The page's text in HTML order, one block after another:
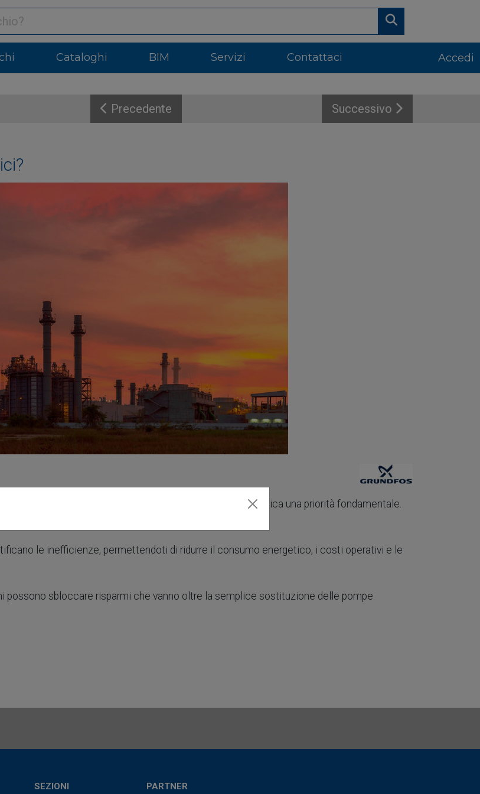
Cataloghi BIM Servizi Contattaci Accedi
Precedente Successivo
globali di gas serra
, rendendo l'efficienza energetica una priorità fondamentale.
emissioni.
le inefficienze, permettendoti di ridurre il consumo energetico, i costi operativi e le
sbloccare risparmi che vanno oltre la semplice sostituzione delle pompe.
SEZIONI PARTNER